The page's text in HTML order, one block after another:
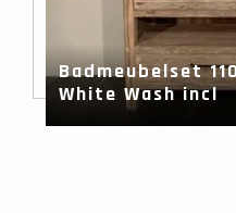
Badmeubelset
White Wash incl
spiegel & wasbak